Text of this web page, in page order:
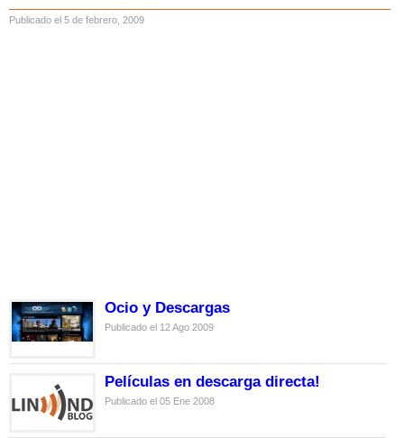
Publicado el 5 de febrero, 2009
Ocio y Descargas
Publicado el 12 Ago 2009
Películas en descarga directa!
Publicado el 05 Ene 2008